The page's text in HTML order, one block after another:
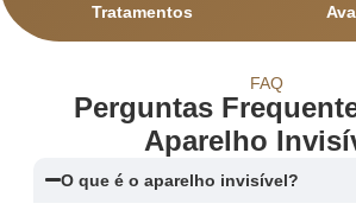
Tratamentos
FAQ
Perguntas
Aparelho
O que é o aparelho invisível?